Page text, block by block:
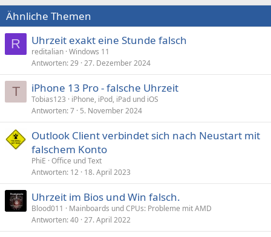
i
o
n
e
n
:
Ähnliche Themen
R Uhrzeit exakt eine Stunde falsch
reditalian Windows 11
Antworten 29 27. Dezember 2024
T iPhone 13 Pro - falsche Uhrzeit
Tobias123
iPhone, iPod, iPad und iOS
Antworten 7 5. November 2024
Outlook Client verbindet sich nach Neustart mit
falschem Konto
PhiE Office und Text
Antworten 12 18. April 2023
Uhrzeit im Bios und Win falsch.
Blood011
Mainboards und CPUs: Probleme mit AMD
Antworten 40 27. April 2022